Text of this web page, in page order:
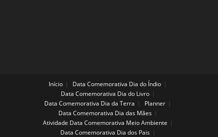
Início
Data Comemorativa Dia do Índio
Data Comemorativa Dia do Livro
Data Comemorativa Dia da Terra
Planner
Data Comemorativa Dia das Mães
Atividade Data Comemorativa Meio Ambiente
Data Comemorativa Dia dos Pais